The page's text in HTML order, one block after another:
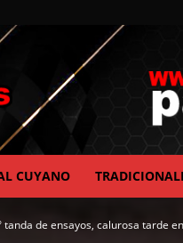
CUYANO
tanda de ensayos, calurosa tarde